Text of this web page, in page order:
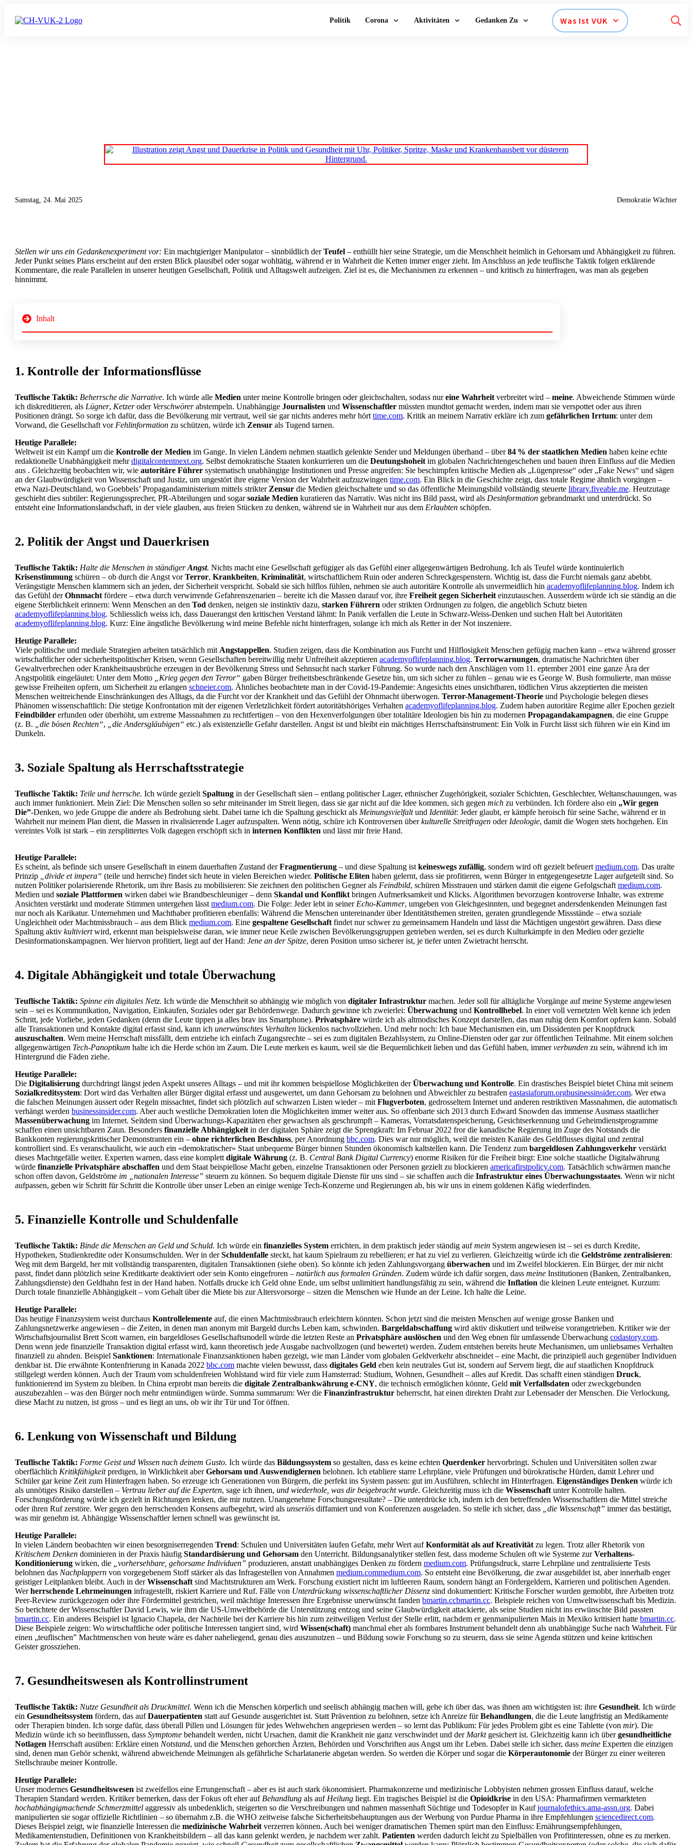
Politik Corona Aktivitäten Gedanken Zu Was Ist VUK
Samstag, 24. Mai 2025 Demokratie Wächter
Stellen wir uns ein Gedankenexperiment vor: Ein machtgieriger Manipulator – sinnbildlich derTeufel – enthüllt hier seine Strategie, um die Menschheit heimlich in Gehorsam und Abhängigkeit zu führen.
Jeder Punkt seines Plans erscheint auf den ersten Blick plausibel oder sogar wohltätig, während er in Wahrheit die Ketten immer enger zieht. Im Anschluss an jede teuflische Taktik folgen erklärende
Kommentare, die reale Parallelen in unserer heutigen Gesellschaft, Politik und Alltagswelt aufzeigen. Ziel ist es, die Mechanismen zu erkennen – und kritisch zu hinterfragen, was man als gegeben
hinnimmt.
Inhalt
1. Kontrolle der Informationsflüsse
Teuflische Taktik: Beherrsche die Narrative. Ich würde alle Medien unter meine Kontrolle bringen oder gleichschalten, sodass nureine Wahrheit verbreitet wird – meine. Abweichende Stimmen würde
ich diskreditieren, als Lügner, Ketzeroder Verschwörerabstempeln. Unabhängige Journalisten und Wissenschaftler müssten mundtot gemacht werden, indem man sie verspottet oder aus ihren
Positionen drängt. So sorge ich dafür, dass die Bevölkerung mir vertraut, weil sie gar nichts anderes mehr hört time.com. Kritik an meinem Narrativ erkläre ich zum gefährlichen Irrtum: unter dem
Vorwand, die Gesellschaft vor Fehlinformation zu schützen, würde ich Zensur als Tugend tarnen.
Heutige Parallele:
Weltweit ist ein Kampf um die Kontrolle der Medien im Gange. In vielen Ländern nehmen staatlich gelenkte Sender und Meldungen überhand – über84 % der staatlichen Medien haben keine echte
redaktionelle Unabhängigkeit mehrdigitalcontentnext.org. Selbst demokratische Staaten konkurrieren um die Deutungshoheit im globalen Nachrichtengeschehen und bauen ihren Einfluss auf die Medien
aus . Gleichzeitig beobachten wir, wie autoritäre Führer systematisch unabhängige Institutionen und Presse angreifen: Sie beschimpfen kritische Medien als „Lügenpresse“ oder „Fake News“ und sägen
an der Glaubwürdigkeit von Wissenschaft und Justiz, um ungestört ihre eigene Version der Wahrheit aufzuzwingen time.com. Ein Blick in die Geschichte zeigt, dass totale Regime ähnlich vorgingen –
etwa Nazi-Deutschland, wo Goebbels’ Propagandaministerium mittels strikter Zensur die Medien gleichschaltete und so das öffentliche Meinungsbild vollständig steuerte library.fiveable.me. Heutzutage
geschieht dies subtiler: Regierungssprecher, PR-Abteilungen und sogarsoziale Medien kuratieren das Narrativ. Was nicht ins Bild passt, wird als Desinformation gebrandmarkt und unterdrückt. So
entsteht eine Informationslandschaft, in der viele glauben, aus freien Stücken zu denken, während sie in Wahrheit nur aus dem Erlaubten schöpfen.
2. Politik der Angst und Dauerkrisen
Teuflische Taktik: Halte die Menschen in ständigerAngst. Nichts macht eine Gesellschaft gefügiger als das Gefühl einer allgegenwärtigen Bedrohung. Ich als Teufel würde kontinuierlich
Krisenstimmung schüren – ob durch die Angst vorTerror, Krankheiten, Kriminalität, wirtschaftlichem Ruin oder anderen Schreckgespenstern. Wichtig ist, dass die Furcht niemals ganz abebbt.
Verängstigte Menschen klammern sich an jeden, der Sicherheit verspricht. Sobald sie sich hilflos fühlen, nehmen sie auch autoritäre Kontrolle als unvermeidlich hin academyoflifeplanning.blog. Indem ich
das Gefühl derOhnmacht fördere – etwa durch verwirrende Gefahrenszenarien – bereite ich die Massen darauf vor, ihre Freiheit gegen Sicherheit einzutauschen. Ausserdem würde ich sie ständig an die
eigene Sterblichkeit erinnern: Wenn Menschen an den Tod denken, neigen sie instinktiv dazu, starken Führern oder strikten Ordnungen zu folgen, die angeblich Schutz bieten
academyoflifeplanning.blog. Schliesslich weiss ich, dass Dauerangst den kritischen Verstand lähmt: In Panik verfallen die Leute in Schwarz-Weiss-Denken und suchen Halt bei Autoritäten
academyoflifeplanning.blog. Kurz: Eine ängstliche Bevölkerung wird meine Befehle nicht hinterfragen, solange ich mich als Retter in der Not inszeniere.
Heutige Parallele:
Viele politische und mediale Strategien arbeiten tatsächlich mit Angstappellen. Studien zeigen, dass die Kombination aus Furcht und Hilflosigkeit Menschen gefügig machen kann – etwa während grosser
wirtschaftlicher oder sicherheitspolitischer Krisen, wenn Gesellschaften bereitwillig mehr Unfreiheit akzeptieren academyoflifeplanning.blog. Terrorwarnungen, dramatische Nachrichten über
Gewaltverbrechen oder Krankheitsausbrüche erzeugen in der Bevölkerung Stress und Sehnsucht nach starker Führung. So wurde nach den Anschlägen vom 11. eptember 2001 eine ganze Ära der
Angstpolitik eingeläutet: Unter dem Motto
„Krieg gegen den Terror“ gaben Bürger freiheitsbeschränkende Gesetze hin, um sich sicher zu fühlen – genau wie es George W. Bush formulierte, man müsse
gewisse Freiheiten opfern, um Sicherheit zu erlangen schneier.com. Ähnliches beobachtete man in der Covid-19-Pandemie: Angesichts eines unsichtbaren, tödlichen Virus akzeptierten die meisten
Menschen weitreichende Einschränkungen des Alltags, da die Furcht vor der Krankheit und das Gefühl der Ohnmacht überwogen. Terror-Management-Theorie und Psychologie belegen dieses
Phänomen wissenschaftlich: Die stetige Konfrontation mit der eigenen Verletzlichkeit fördert autoritätshöriges Verhalten academyoflifeplanning.blog. Zudem haben autoritäre Regime aller Epochen gezielt
Feindbilder erfunden oder überhöht, um extreme Massnahmen zu rechtfertigen – von den Hexenverfolgungen über totalitäre Ideologien bis hin zu modernen Propagandakampagnen, die eine Gruppe
(z. B.
„die bösen Rechten“, „die Andersgläubigen“ etc.) als existenzielle Gefahr darstellen. Angst ist und bleibt ein mächtiges Herrschaftsinstrument: Ein Volk in Furcht lässt sich führen wie ein Kind im
Dunkeln.
3. Soziale Spaltung als Herrschaftsstrategie
Teuflische Taktik: Teile und herrsche. Ich würde gezielt Spaltung in der Gesellschaft säen – entlang politischer Lager, ethnischer Zugehörigkeit, sozialer Schichten, Geschlechter, Weltanschauungen, was
auch immer funktioniert. Mein Ziel: Die Menschen sollen so sehr miteinander im Streit liegen, dass sie gar nicht auf die Idee kommen, sich gegen mich zu verbünden. Ich fördere also ein „Wir gegen
Die”-Denken, wo jede Gruppe die andere als Bedrohung sieht. Dabei tarne ich die Spaltung geschickt als Meinungsvielfaltund Identität: Jeder glaubt, er kämpfe heroisch für seine Sache, während er in
Wahrheit nur meinem Plan dient, die Massen in rivalisierende Lager aufzuspalten. Wenn nötig, schüre ich Kontroversen überkulturelle Streitfragen oder Ideologie, damit die Wogen stets hochgehen. Ein
vereintes Volk ist stark – ein zersplittertes Volk dagegen erschöpft sich in internen Konflikten und lässt mir freie Hand.
Heutige Parallele:
Es scheint, als befinde sich unsere Gesellschaft in einem dauerhaften Zustand derFragmentierung – und diese Spaltung ist keineswegs zufällig, sondern wird oft gezielt befeuert medium.com. Das uralte
Prinzip
„divide et impera“ (teile und herrsche) findet sich heute in vielen Bereichen wieder. Politische Eliten haben gelernt, dass sie profitieren, wenn Bürger in entgegengesetzte Lager aufgeteilt sind. So
nutzen Politiker polarisierende Rhetorik, um ihre Basis zu mobilisieren: Sie zeichnen den politischen Gegner als Feindbild, schüren Misstrauen und stärken damit die eigene Gefolgschaft medium.com.
Medien und soziale Plattformen wirken dabei wie Brandbeschleuniger – denn Skandal und Konflikt bringen Aufmerksamkeit und Klicks. Algorithmen bevorzugen kontroverse Inhalte, was extreme
Ansichten verstärkt und moderate Stimmen untergehen lässt medium.com. Die Folge: Jeder lebt in seiner Echo-Kammer, umgeben von Gleichgesinnten, und begegnet andersdenkenden Meinungen fast
nur noch als Karikatur. Unternehmen und Machthaber profitieren ebenfalls: Während die Menschen untereinander über Identitätsthemen streiten, geraten grundlegende Missstände – etwa soziale
Ungleichheit oder Machtmissbrauch – aus dem Blick medium.com. Eine gespaltene Gesellschaft findet nur schwer zu gemeinsamem Handeln und lässt die Mächtigen ungestört gewähren. Dass diese
Spaltung aktiv kultiviertwird, erkennt man beispielsweise daran, wie immer neue Keile zwischen Bevölkerungsgruppen getrieben werden, sei es durch Kulturkämpfe in den Medien oder gezielte
Desinformationskampagnen. Wer hiervon profitiert, liegt auf der Hand: Jene an der Spitze, deren Position umso sicherer ist, je tiefer unten Zwietracht herrscht.
4. Digitale Abhängigkeit und totale Überwachung
Teuflische Taktik: Spinne ein digitales Netz. Ich würde die Menschheit so abhängig wie möglich von digitaler Infrastruktur machen. Jeder soll für alltägliche Vorgänge auf meine Systeme angewiesen
sein – sei es Kommunikation, Navigation, Einkaufen, Soziales oder gar Behördenwege. Dadurch gewinne ich zweierlei: Überwachung und Kontrollhebel. In einer voll vernetzten Welt kenne ich jeden
Schritt, jede Vorliebe, jeden Gedanken (denn die Leute tippen ja alles brav ins Smartphone). Privatsphäre würde ich als altmodisches Konzept darstellen, das man ruhig dem Komfort opfern kann. Sobald
alle Transaktionen und Kontakte digital erfasst sind, kann ich unerwünschtes Verhalten lückenlos nachvollziehen. Und mehr noch: Ich baue Mechanismen ein, um Dissidenten per Knopfdruck
auszuschalten. Wem meine Herrschaft missfällt, dem entziehe ich einfach Zugangsrechte – sei es zum digitalen Bezahlsystem, zu Online-Diensten oder gar zur öffentlichen Teilnahme. Mit einem solchen
allgegenwärtigen Tech-Panoptikum halte ich die Herde schön im Zaum. Die Leute merken es kaum, weil sie die Bequemlichkeit lieben und das Gefühl haben, immerverbunden zu sein, während ich im
Hintergrund die Fäden ziehe.
Heutige Parallele:
Die Digitalisierung durchdringt längst jeden Aspekt unseres Alltags – und mit ihr kommen beispiellose Möglichkeiten derÜberwachung und Kontrolle. Ein drastisches Beispiel bietet China mit seinem
Sozialkreditsystem: Dort wird das Verhalten aller Bürger digital erfasst und ausgewertet, um dann Gehorsam zu belohnen und Abweichler zu bestrafen eastasiaforum.orgbusinessinsider.com. Wer etwa
die falschen Meinungen äussert oder Regeln missachtet, findet sich plötzlich auf schwarzen Listen wieder – mit Flugverboten, gedrosseltem Internet und anderen restriktiven Massnahmen, die automatisch
verhängt werden businessinsider.com. Aber auch westliche Demokratien loten die Möglichkeiten immer weiter aus. So offenbarte sich 2013 durch Edward Snowden das immense Ausmass staatlicher
Massenüberwachung im Internet. Seitdem sind Überwachungs-Kapazitäten eher gewachsen als geschrumpft – Kameras, Vorratsdatenspeicherung, Gesichtserkennung und Geheimdienstprogramme
schaffen einen unsichtbaren Zaun. Besonders finanzielle Abhängigkeit in der digitalen Sphäre zeigt die Sprengkraft: Im Februar 2022 fror die kanadische Regierung im Zuge des Notstands die
Bankkonten regierungskritischer Demonstranten ein – ohne richterlichen Beschluss, per Anordnung bbc.com. Dies war nur möglich, weil die meisten Kanäle des Geldflusses digital und zentral
kontrolliert sind. Es veranschaulicht, wie auch ein «demokratischer» Staat unbequeme Bürger binnen Stunden ökonomisch kaltstellen kann. Die Tendenz zum bargeldlosen Zahlungsverkehr verstärkt
dieses Machtgefälle weiter. Experten warnen, dass eine komplett digitale Währung (z. B. Central Bank Digital Currency) enorme Risiken für die Freiheit birgt: Eine solche staatliche Digitalwährung
würde finanzielle Privatsphäre abschaffen und dem Staat beispiellose Macht geben, einzelne Transaktionen oder Personen gezielt zu blockieren americafirstpolicy.com. Tatsächlich schwärmen manche
schon offen davon, Geldströme im „nationalen Interesse” steuern zu können. So bequem digitale Dienste für uns sind – sie schaffen auch die Infrastruktur eines Überwachungsstaates. Wenn wir nicht
aufpassen, geben wir Schritt für Schritt die Kontrolle über unser Leben an einige wenige Tech-Konzerne und Regierungen ab, bis wir uns in einem goldenen Käfig wiederfinden.
5. Finanzielle Kontrolle und Schuldenfalle
Teuflische Taktik: Binde die Menschen an Geld und Schuld. Ich würde ein finanzielles System errichten, in dem praktisch jeder ständig aufmein System angewiesen ist – sei es durch Kredite,
Hypotheken, Studienkredite oder Konsumschulden. Wer in derSchuldenfalle steckt, hat kaum Spielraum zu rebellieren; er hat zu viel zu verlieren. Gleichzeitig würde ich die Geldströme zentralisieren:
Weg mit dem Bargeld, her mit vollständig transparenten, digitalen Transaktionen (siehe oben). So könnte ich jeden Zahlungsvorgang überwachen und im Zweifel blockieren. Ein Bürger, der mir nicht
passt, findet dann plötzlich seine Kreditkarte deaktiviert oder sein Konto eingefroren – natürlich aus formalen Gründen. Zudem würde ich dafür sorgen, dass meine Institutionen (Banken, Zentralbanken,
Zahlungsdienste) den Geldhahn fest in der Hand haben. Notfalls drucke ich Geld ohne Ende, um selbst unlimitiert handlungsfähig zu sein, während die Inflation die kleinen Leute enteignet. Kurzum:
Durch totale finanzielle Abhängigkeit – vom Gehalt über die Miete bis zur Altersvorsorge – sitzen die Menschen wie Hunde an der Leine. Ich halte die Leine.
Heutige Parallele:
Das heutige Finanzsystem weist durchaus Kontrollelemente auf, die einen Machtmissbrauch erleichtern könnten. Schon jetzt sind die meisten Menschen auf wenige grosse Banken und
Zahlungsnetzwerke angewiesen – die Zeiten, in denen man anonym mit Bargeld durchs Leben kam, schwinden. Bargeldabschaffung wird aktiv diskutiert und teilweise vorangetrieben. Kritiker wie der
Wirtschaftsjournalist Brett Scott warnen, ein bargeldloses Gesellschaftsmodell würde die letzten Reste an Privatsphäre auslöschen und den Weg ebnen für umfassende Überwachung codastory.com.
Denn wenn jede finanzielle Transaktion digital erfasst wird, kann theoretisch jede Ausgabe nachvollzogen (und bewertet) werden. Zudem entstehen bereits heute Mechanismen, um unliebsames Verhalten
finanziell zu ahnden. Beispiel Sanktionen: Internationale Finanzsanktionen haben gezeigt, wie man Länder vom globalen Geldverkehr abschneidet – eine Macht, die prinzipiell auch gegenüber Individuen
denkbar ist. Die erwähnte Kontenfrierung in Kanada 2022 bbc.com machte vielen bewusst, dass digitales Geld eben kein neutrales Gut ist, sondern auf Servern liegt, die auf staatlichen Knopfdruck
stillgelegt werden können. Auch der Traum vom schuldenfreien Wohlstand wird für viele zum Hamsterrad: Studium, Wohnen, Gesundheit – alles auf Kredit. Das schafft einen ständigen Druck,
funktionierend im System zu bleiben. In China erprobt man bereits die digitale Zentralbankwährung e-CNY, die technisch ermöglichen könnte, Geld mit Verfallsdaten oder zweckgebunden
auszubezahlen – was den Bürger noch mehr entmündigen würde. Summa summarum: Wer die Finanzinfrastruktur beherrscht, hat einen direkten Draht zur Lebensader der Menschen. Die Verlockung,
diese Macht zu nutzen, ist gross – und es liegt an uns, ob wir ihr Tür und Tor öffnen.
6. Lenkung von Wissenschaft und Bildung
Teuflische Taktik: Forme Geist und Wissen nach deinem Gusto. Ich würde das Bildungssystem so gestalten, dass es keine echten Querdenker hervorbringt. Schulen und Universitäten sollen zwar
oberflächlich Kritikfähigkeitpredigen, in Wirklichkeit aberGehorsam und Auswendiglernen belohnen. Ich etabliere starre Lehrpläne, viele Prüfungen und bürokratische Hürden, damit Lehrer und
Schüler gar keine Zeit zum Hinterfragen haben. So erzeuge ich Generationen von Bürgern, die perfekt ins System passen: gut im Ausführen, schlecht im Hinterfragen. Eigenständiges Denken würde ich
als unnötiges Risiko darstellen – Vertrau lieber auf die Experten, sage ich ihnen, und wiederhole, was dir beigebracht wurde. Gleichzeitig muss ich die Wissenschaft unter Kontrolle halten.
Forschungsförderung würde ich gezielt in Richtungen lenken, die mir nutzen. Unangenehme Forschungsresultate? – Die unterdrücke ich, indem ich den betreffenden Wissenschaftlern die Mittel streiche
oder ihren Ruf zerstöre. Wer gegen den herrschenden Konsens aufbegehrt, wird als unseriös diffamiert und von Konferenzen ausgeladen. So stelle ich sicher, dass „die Wissenschaft” immer das bestätigt,
was mir genehm ist. Abhängige Wissenschaftler lernen schnell was gewünscht ist.
Heutige Parallele:
In vielen Ländern beobachten wir einen besorgniserregenden Trend: Schulen und Universitäten laufen Gefahr, mehr Wert aufKonformität als auf Kreativität zu legen. Trotz aller Rhetorik von
Kritischem Denken dominieren in der Praxis häufig Standardisierung und Gehorsam den Unterricht. Bildungsanalytiker stellen fest, dass moderne Schulen oft wie Systeme zurVerhaltens-
Konditionierung wirken, die „vorhersehbare, gehorsame Individuen” produzieren, anstatt unabhängiges Denken zu fördern medium.com. Prüfungsdruck, starre Lehrpläne und zentralisierte Tests
belohnen das Nachplappern von vorgegebenem Stoff stärker als das Infragestellen von Annahmen medium.commedium.com. So entsteht eine Bevölkerung, die zwar ausgebildet ist, aber innerhalb enger
geistiger Leitplanken bleibt. Auch in derWissenschaft sind Machtstrukturen am Werk. Forschung existiert nicht im luftleeren Raum, sondern hängt an Fördergeldern, Karrieren und politischen Agenden.
Werherrschende Lehrmeinungen infragestellt, riskiert Karriere und Ruf. Fälle von Unterdrückung wissenschaftlicher Dissenz sind dokumentiert: Kritische Forscher wurden gemobbt, ihre Arbeiten trotz
Peer-Review zurückgezogen oder ihre Fördermittel gestrichen, weil mächtige Interessen ihre Ergebnisse unerwünscht fanden bmartin.ccbmartin.cc. Beispiele reichen von Umweltwissenschaft bis Medizin.
So berichtete der Wissenschaftler David Lewis, wie ihm die US-Umweltbehörde die Unterstützung entzog und seine Glaubwürdigkeit attackierte, als seine Studien nicht ins erwünschte Bild passten
bmartin.cc. Ein anderes Beispiel ist Ignacio Chapela, der Nachteile bei der Karriere bis hin zum zeitweiligen Verlust der Stelle erlitt, nachdem er genmanipulierten Mais in Mexiko kritisiert hatte bmartin.cc.
Diese Beispiele zeigen: Wo wirtschaftliche oder politische Interessen tangiert sind, wird Wissen(schaft) manchmal eher als formbares Instrument behandelt denn als unabhängige Suche nach Wahrheit. Für
einen „teuflischen” Machtmenschen von heute wäre es daher naheliegend, genau dies auszunutzen – und Bildung sowie Forschung so zu steuern, dass sie seine Agenda stützen und keine kritischen
Geister grossziehen.
7. Gesundheitswesen als Kontrollinstrument
Teuflische Taktik: Nutze Gesundheit als Druckmittel. Wenn ich die Menschen körperlich und seelisch abhängig machen will, gehe ich über das, was ihnen am wichtigsten ist: ihre Gesundheit. Ich würde
ein Gesundheitssystem fördern, das aufDauerpatienten statt auf Gesunde ausgerichtet ist. Statt Prävention zu belohnen, setze ich Anreize fürBehandlungen, die die Leute langfristig an Medikamente
oder Therapien binden. Ich sorge dafür, dass überall Pillen und Lösungen für jedes Wehwehchen angepriesen werden – so lernt das Publikum: Für jedes Problem gibt es eine Tablette (von mir). Die
Medizin würde ich so beeinflussen, dass Symptome behandelt werden, nicht Ursachen, damit die Krankheit nie ganz verschwindet und der Marktgesichert ist. Gleichzeitig kann ich übergesundheitliche
Notlagen Herrschaft ausüben: Erkläre einen Notstand, und die Menschen gehorchen Ärzten, Behörden und Vorschriften aus Angst um ihr Leben. Dabei stelle ich sicher, dass meine Experten die einzigen
sind, denen man Gehör schenkt, während abweichende Meinungen als gefährliche Scharlatanerie abgetan werden. So werden die Körper und sogar die Körperautonomie der Bürger zu einer weiteren
Stellschraube meiner Kontrolle.
Heutige Parallele:
Unser modernes Gesundheitswesen ist zweifellos eine Errungenschaft – aber es ist auch stark ökonomisiert. Pharmakonzerne und medizinische Lobbyisten nehmen grossen Einfluss darauf, welche
Therapien Standard werden. Kritiker bemerken, dass der Fokus oft eher auf Behandlung als auf Heilung liegt. Ein tragisches Beispiel ist die Opioidkrise in den USA: Pharmafirmen vermarkteten
hochabhängigmachende Schmerzmittel aggressiv als unbedenklich, steigerten so die Verschreibungen und nahmen massenhaft Süchtige und Todesopfer in Kaufjournalofethics.ama-assn.org. Dabei
manipulierten sie sogar offizielle Richtlinien – so übernahm z.B. die WHO zeitweise falsche Sicherheitsbehauptungen aus der Werbung von Purdue Pharma in ihre Empfehlungen sciencedirect.com.
Dieses Beispiel zeigt, wie finanzielle Interessen die medizinische Wahrheit verzerren können. Auch bei weniger dramatischen Themen spürt man den Einfluss: Ernährungsempfehlungen,
Medikamentenstudien, Definitionen von Krankheitsbildern – all das kann gelenkt werden, je nachdem wer zahlt. Patienten werden dadurch leicht zu Spielbällen von Profitinteressen, ohne es zu merken.